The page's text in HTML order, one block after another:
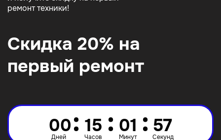
ремонт техники!
Скидка 20% на
первый ремонт
00: 15 : 01 : 56